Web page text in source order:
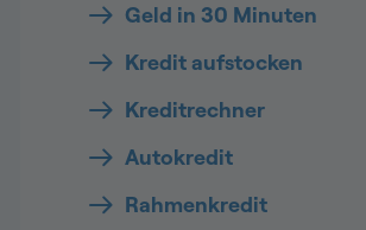
Geld in 30 Minuten
Kredit aufstocken
Kreditrechner
Autokredit
Rahmenkredit